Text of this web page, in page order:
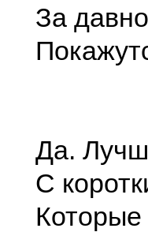
За
Да.
С
Которые